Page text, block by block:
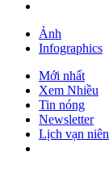
Ảnh
Infographics
Mới nhất
Xem Nhiều
Tin nóng
Newsletter
Lịch vạn niên